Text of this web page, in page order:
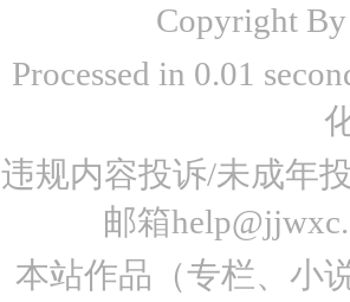
Copyright
Processed in 0.01
违规内容投诉/未成年
邮箱
本站作品（专栏、小